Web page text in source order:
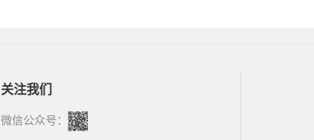
关注我们
微信公众号：